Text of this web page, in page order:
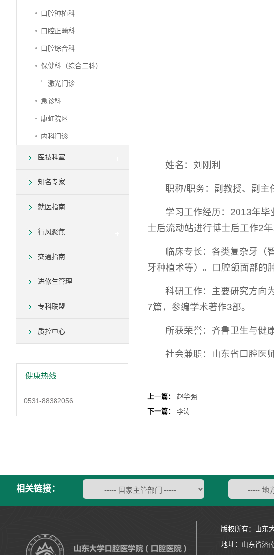
口腔种植科
口腔正畸科
口腔综合科
保健科（综合二科）
﹂激光门诊
急诊科
康虹院区
内科门诊
医技科室
知名专家
就医指南
行风聚焦
交通指南
进修生管理
专科联盟
质控中心
健康热线
0531-88382056
姓名：刘刚利
职称/职务：副教授、副主
学习工作经历：2013年毕
士后流动站进行博士后工作2
临床专长：各类复杂牙（
牙种植术等）。口腔颌面部的
科研工作：主要研究方向
7篇，参编学术著作3部。
所获荣誉：齐鲁卫生与健
社会兼职：山东省口腔医
上一篇：
赵华强
下一篇：
李涛
相关链接：
版权所有：山东
地址： 山东省济